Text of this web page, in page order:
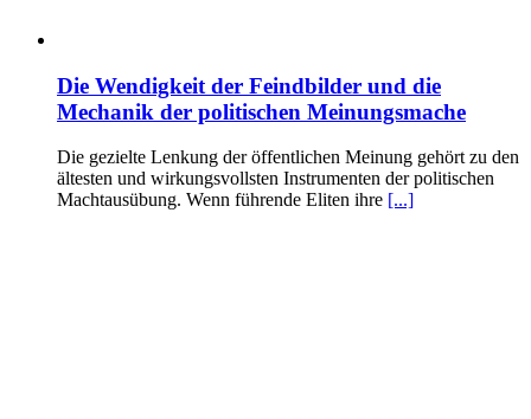
Die Wendigkeit der Feindbilder und die
Mechanik der politischen Meinungsmache
Die gezielte Lenkung der öffentlichen Meinung gehört zu den
ältesten und wirkungsvollsten Instrumenten der politischen
Machtausübung. Wenn führende Eliten ihre [...]